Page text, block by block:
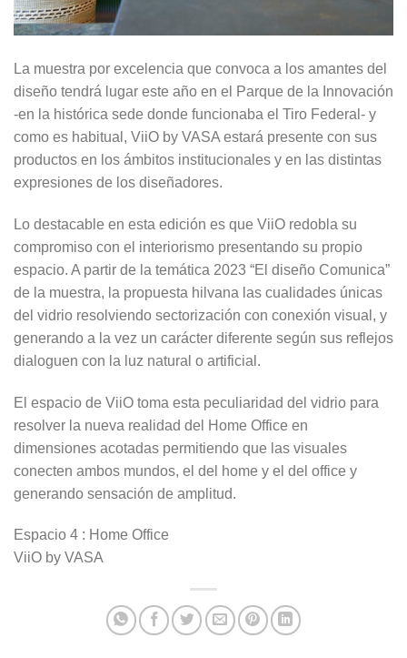
La muestra por excelencia que convoca a los amantes del
diseño tendrá lugar este año en el Parque de la Innovación
-en la histórica sede donde funcionaba el Tiro Federal- y
como es habitual, ViiO by VASA estará presente con sus
productos en los ámbitos institucionales y en las distintas
expresiones de los diseñadores.
Lo destacable en esta edición es que ViiO redobla su
compromiso con el interiorismo presentando su propio
espacio. A partir de la temática 2023 “El diseño Comunica”
de la muestra, la propuesta hilvana las cualidades únicas
del vidrio resolviendo sectorización con conexión visual, y
generando a la vez un carácter diferente según sus reflejos
dialoguen con la luz natural o artificial.
El espacio de ViiO toma esta peculiaridad del vidrio para
resolver la nueva realidad del Home Office en
dimensiones acotadas permitiendo que las visuales
conecten ambos mundos, el del home y el del office y
generando sensación de amplitud.
Espacio 4 : Home Office
ViiO by VASA